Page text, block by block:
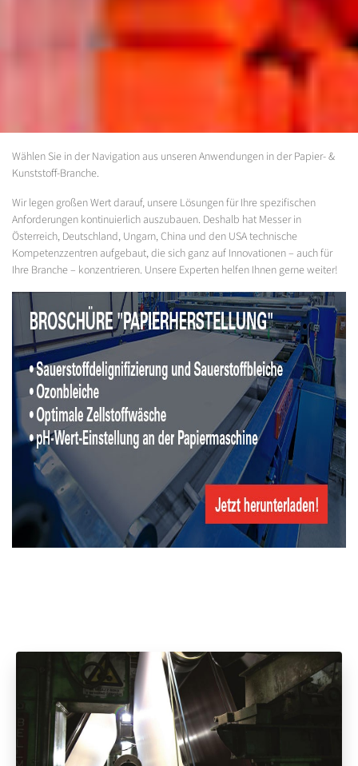
Wählen Sie in der Navigation aus unseren Anwendungen in der Papier- &
Kunststoff-Branche.
Wir legen großen Wert darauf, unsere Lösungen für Ihre spezifischen
Anforderungen kontinuierlich auszubauen. Deshalb hat Messer in
Österreich, Deutschland, Ungarn, China und den USA technische
Kompetenzzentren aufgebaut, die sich ganz auf Innovationen – auch für
Ihre Branche – konzentrieren. Unsere Experten helfen Ihnen gerne weiter!